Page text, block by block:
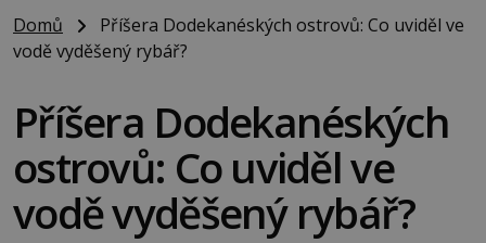
Domů
Příšera Dodekanéských ostrovů: Co uviděl ve
vodě vyděšený rybář?
Příšera Dodekanéských
ostrovů: Co uviděl ve
vodě vyděšený rybář?